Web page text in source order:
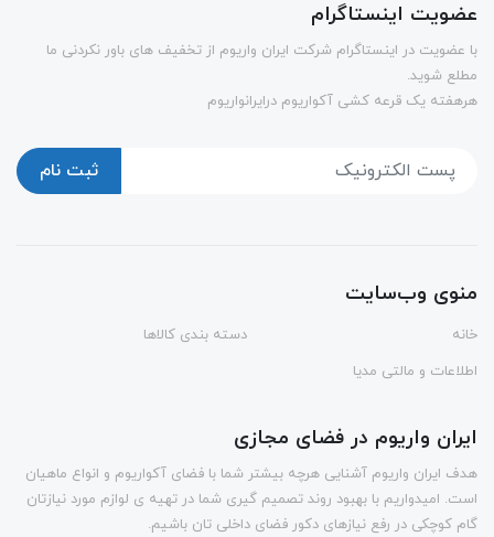
عضویت اینستاگرام
با عضویت در اینستاگرام شرکت ایران واریوم از تخفیف های باور نکردنی ما
مطلع شوید.
هرهفته یک قرعه کشی آکواریوم درایرانواریوم
ثبت نام
منوی وب‌سایت
خانه
دسته بندی کالاها
اطلاعات و مالتی مدیا
ایران واریوم در فضای مجازی
هدف ایران واریوم آشنایی هرچه بیشتر شما با فضای آکواریوم و انواع ماهیان
است. امیدواریم با بهبود روند تصمیم گیری شما در تهیه ی لوازم مورد نیازتان
گام کوچکی در رفع نیازهای دکور فضای داخلی تان باشیم.